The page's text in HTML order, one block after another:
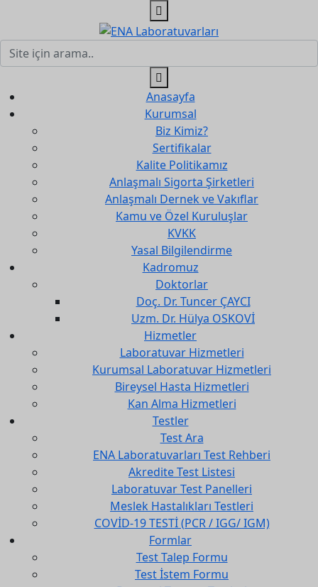
Anasayfa
Kurumsal
Biz Kimiz?
Sertifikalar
Kalite Politikamız
Anlaşmalı Sigorta Şirketleri
Anlaşmalı Dernek ve Vakıflar
Kamu ve Özel Kuruluşlar
KVKK
Yasal Bilgilendirme
Kadromuz
Doktorlar
Doç. Dr. Tuncer ÇAYCI
Uzm. Dr. Hülya OSKOVİ
Hizmetler
Laboratuvar Hizmetleri
Kurumsal Laboratuvar Hizmetleri
Bireysel Hasta Hizmetleri
Kan Alma Hizmetleri
Testler
Test Ara
ENA Laboratuvarları Test Rehberi
Akredite Test Listesi
Laboratuvar Test Panelleri
Meslek Hastalıkları Testleri
COVİD-19 TESTİ (PCR / IGG/ IGM)
Formlar
Test Talep Formu
Test İstem Formu